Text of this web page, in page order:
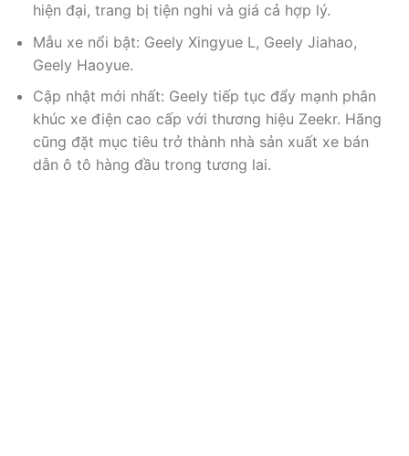
hiện đại, trang bị tiện nghi và giá cả hợp lý.
Mẫu xe nổi bật: Geely Xingyue L, Geely Jiahao,
Geely Haoyue.
Cập nhật mới nhất: Geely tiếp tục đẩy mạnh phân
khúc xe điện cao cấp với thương hiệu Zeekr. Hãng
cũng đặt mục tiêu trở thành nhà sản xuất xe bán
dẫn ô tô hàng đầu trong tương lai.